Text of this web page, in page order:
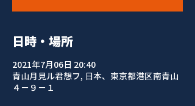
日時・場所
2021年7月06日 20:40
青山月見ル君想フ, 日本、東京都港区南青山
４−９−１